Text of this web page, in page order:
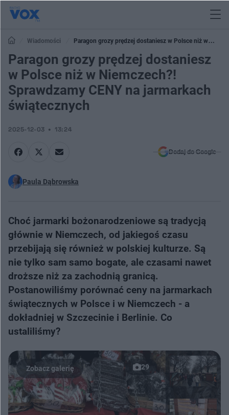
Wiadomości
Paragon grozy prędzej dostaniesz w Polsce niż w
Niemczech?! Sprawdzamy CENY na jarmarkach świątecznych
Paragon grozy prędzej dostaniesz
w Polsce niż w Niemczech?!
Sprawdzamy CENY na jarmarkach
świątecznych
2025-12-03 13:24
Dodaj do Google
Paula Dąbrowska
Choć jarmarki bożonarodzeniowe są tradycją
głównie w Niemczech, od jakiegoś czasu
przebijają się również w polskiej kulturze. Są
nie tylko sam samo bogate, ale czasami nawet
droższe niż za zachodnią granicą.
Postanowiliśmy porównać ceny na jarmarkach
świątecznych w Polsce i w Niemczech - a
dokładniej w Szczecinie i Berlinie. Co
ustaliliśmy?
29